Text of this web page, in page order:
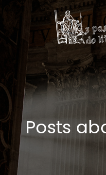
Posts